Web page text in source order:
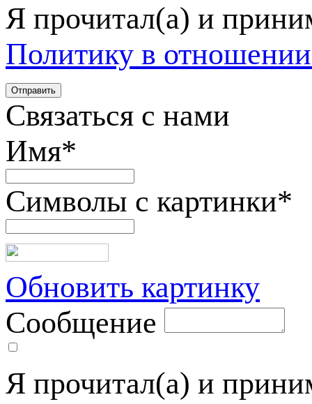
Я прочитал(а) и
Политику в
Связаться с нами
Имя*
Символы с картинки*
Обновить картинку
Сообщение
Я прочитал(а) и